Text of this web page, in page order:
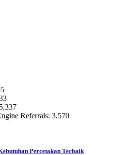
5,337
Referrals: 3,570
Percetakan Terbaik